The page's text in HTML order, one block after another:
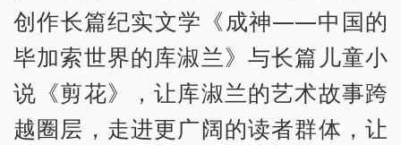
创作长篇纪实文学《成神——中国的
毕加索世界的库淑兰》与长篇儿童小
说《剪花》，让库淑兰的艺术故事跨
越圈层，走进更广阔的读者群体，让